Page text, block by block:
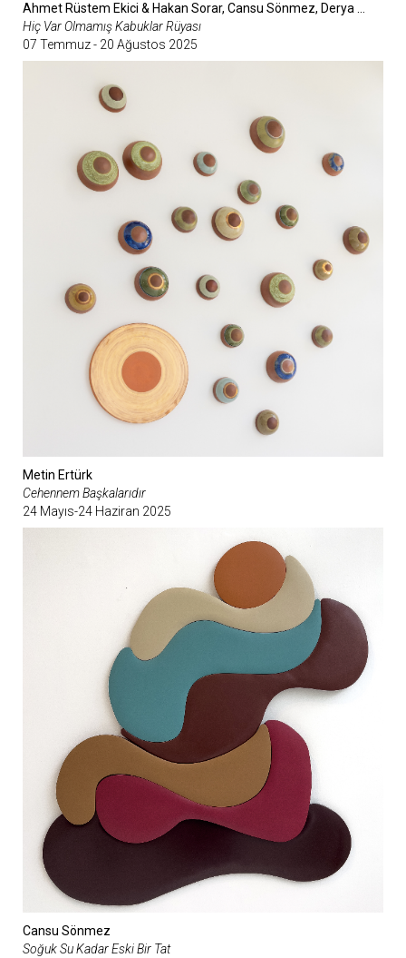
Ahmet Rüstem Ekici & Hakan Sorar, Cansu Sönmez, Derya Geylani Vuruşan, Funda Alkan, Je M’apelle Macid, Lara Törün, Ömer Faruk Yaman, Sevim Kaya, Sinem Demirci
Hiç Var Olmamış Kabuklar Rüyası
07 Temmuz - 20 Ağustos 2025
Metin Ertürk
Cehennem Başkalarıdır
24 Mayıs-24 Haziran 2025
Cansu Sönmez
Soğuk Su Kadar Eski Bir Tat